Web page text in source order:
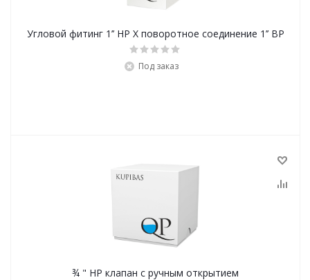
Угловой фитинг 1’’ НР X поворотное соединение 1’’ ВР
Под заказ
¾ " НР клапан с ручным открытием